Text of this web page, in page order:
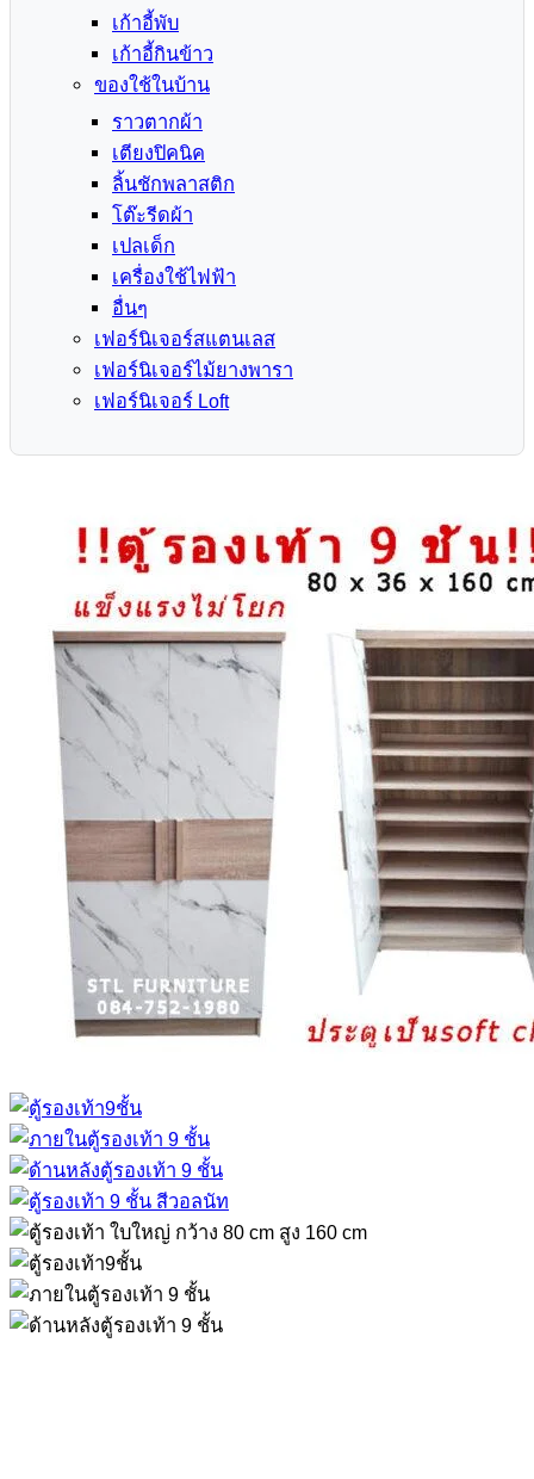
เก้าอี้พับ
เก้าอี้กินข้าว
ของใช้ในบ้าน
ราวตากผ้า
เตียงปิคนิค
ลิ้นชักพลาสติก
โต๊ะรีดผ้า
เปลเด็ก
เครื่องใช้ไฟฟ้า
อื่นๆ
เฟอร์นิเจอร์สแตนเลส
เฟอร์นิเจอร์ไม้ยางพารา
เฟอร์นิเจอร์ Loft